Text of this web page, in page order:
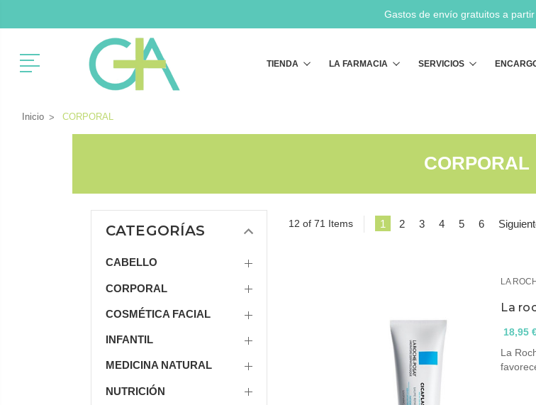
Gastos de envío gratuitos a
Menú TIENDA LA FARMACIA SERVICIOS
Inicio CORPORAL
CORPORAL
CATEGORÍAS
CABELLO
CORPORAL
COSMÉTICA FACIAL
INFANTIL
MEDICINA NATURAL
NUTRICIÓN
12 of 71 Items 1 2 3 4 5 6
LA
La
18,95
La